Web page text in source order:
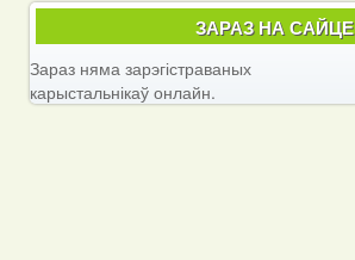
ЗАРАЗ НА САЙЦЕ
Зараз няма зарэгістраваных
карыстальнікаў онлайн.